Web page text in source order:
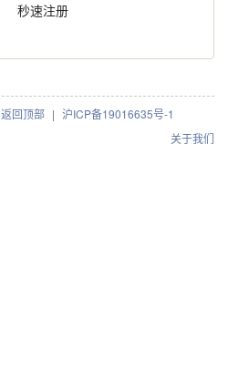
秒速注册
返回顶部 | 沪ICP备19016635号-1
关于我们